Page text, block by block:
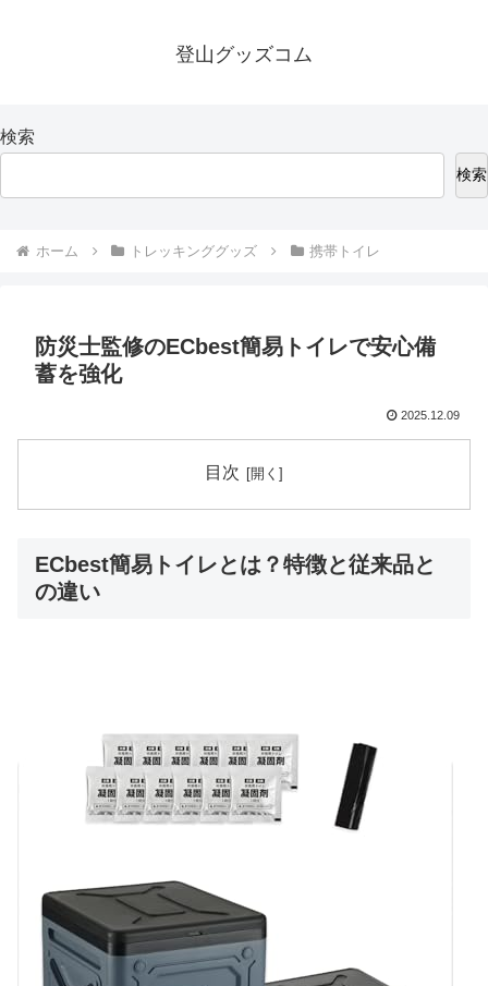
登山グッズコム
検索
検索
ホーム トレッキンググッズ 携帯トイレ
防災士監修のECbest簡易トイレで安心備
蓄を強化
2025.12.09
目次
ECbest簡易トイレとは？特徴と従来品と
の違い